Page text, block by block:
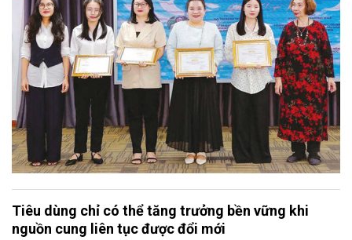
lẽ sẽ còn theo tôi đến hết cuộc đời cầm bút.
Tiêu dùng chỉ có thể tăng trưởng bền vững khi
nguồn cung liên tục được đổi mới